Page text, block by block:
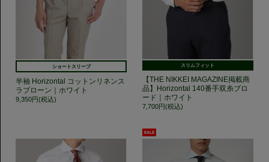
ショートスリーブ
半袖 Horizontal コットンリネンス
ラブローン｜ホワイト
9,350円(税込)
スリムフィット
【THE NIKKEI MAGAZINE掲載商
品】Horizontal 140番手双糸ブロ
ード｜ホワイト
7,700円(税込)